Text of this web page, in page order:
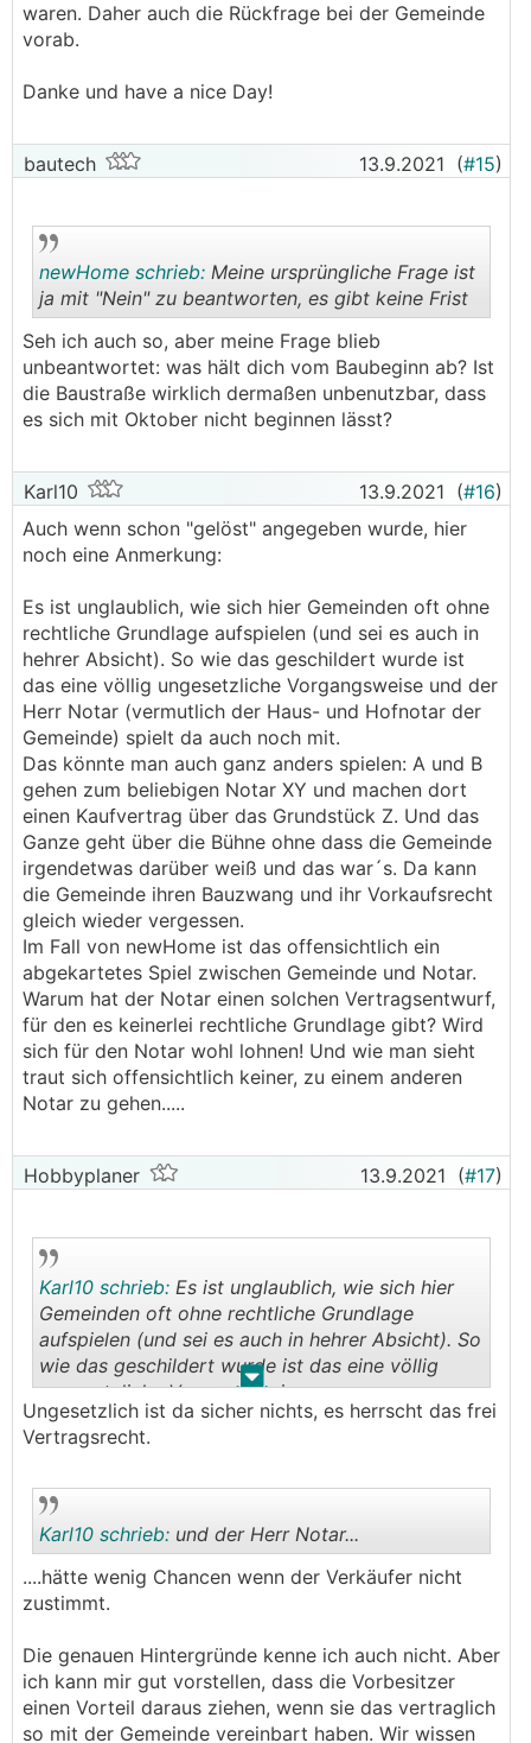
waren. Daher auch die Rückfrage bei der Gemeinde
vorab.
Danke und have a nice Day!
bautech 13.9.2021 (#15)
.
newHome schrieb: Meine ursprüngliche Frage ist
ja mit "Nein" zu beantworten, es gibt keine Frist
Seh ich auch so, aber meine Frage blieb
unbeantwortet: was hält dich vom Baubeginn ab? Ist
die Baustraße wirklich dermaßen unbenutzbar, dass
es sich mit Oktober nicht beginnen lässt?
Karl10 13.9.2021 (#16)
Auch wenn schon "gelöst" angegeben wurde, hier
noch eine Anmerkung:
Es ist unglaublich, wie sich hier Gemeinden oft ohne
rechtliche Grundlage aufspielen (und sei es auch in
hehrer Absicht). So wie das geschildert wurde ist
das eine völlig ungesetzliche Vorgangsweise und der
Herr Notar (vermutlich der Haus- und Hofnotar der
Gemeinde) spielt da auch noch mit.
Das könnte man auch ganz anders spielen: A und B
gehen zum beliebigen Notar XY und machen dort
einen Kaufvertrag über das Grundstück Z. Und das
Ganze geht über die Bühne ohne dass die Gemeinde
irgendetwas darüber weiß und das war´s. Da kann
die Gemeinde ihren Bauzwang und ihr Vorkaufsrecht
gleich wieder vergessen.
Im Fall von newHome ist das offensichtlich ein
abgekartetes Spiel zwischen Gemeinde und Notar.
Warum hat der Notar einen solchen Vertragsentwurf,
für den es keinerlei rechtliche Grundlage gibt? Wird
sich für den Notar wohl lohnen! Und wie man sieht
traut sich offensichtlich keiner, zu einem anderen
Notar zu gehen.....
Hobbyplaner 13.9.2021 (#17)
. .
Karl10 schrieb: Es ist unglaublich, wie sich hier
Gemeinden oft ohne rechtliche Grundlage
aufspielen (und sei es auch in hehrer Absicht). So
wie das geschildert wurde ist das eine völlig
ungesetzliche Vorgangsweise
Ungesetzlich ist da sicher nichts, es herrscht das frei
Vertragsrecht.
Karl10 schrieb: und der Herr Notar...
....hätte wenig Chancen wenn der Verkäufer nicht
zustimmt.
Die genauen Hintergründe kenne ich auch nicht. Aber
ich kann mir gut vorstellen, dass die Vorbesitzer
einen Vorteil daraus ziehen, wenn sie das vertraglich
so mit der Gemeinde vereinbart haben. Wir wissen